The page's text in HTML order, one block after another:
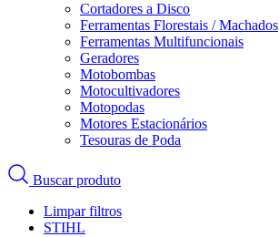
Cortadores a Disco
Ferramentas Florestais / Machados
Ferramentas Multifuncionais
Geradores
Motobombas
Motocultivadores
Motopodas
Motores Estacionários
Tesouras de Poda
Buscar produto
Limpar filtros
STIHL